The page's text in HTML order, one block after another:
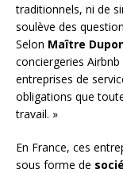
traditionnels, ni de
soulève des
Selon Maître
conciergeries
entreprises de
obligations que
travail. »
En France, ces
sous forme de